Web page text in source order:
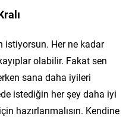
istiyorsun. Her ne kadar
olabilir. Fakat sen
sana daha iyileri
istediğin her şey daha iyi
hazırlanmalısın. Kendine